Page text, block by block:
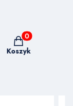
Produkty w
Koszyk